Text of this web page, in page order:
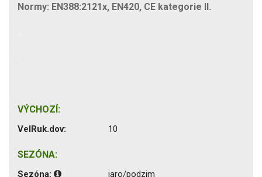
Normy: EN388:2121x, EN420, CE kategorie II.
VÝCHOZÍ:
VelRuk.dov: 10
SEZÓNA:
Sezóna: jaro/podzim